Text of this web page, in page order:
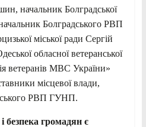
начальник Болградської
Болградського РВП
міської ради Сергій
обласної ветеранської
ветеранів МВС України»
місцевої влади,
РВП ГУНП.
безпека громадян є